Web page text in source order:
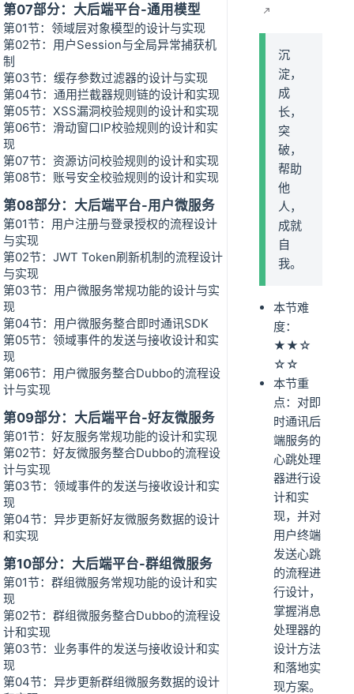
第07部分：大后端平台-通用模型
第01节：领域层对象模型的设计与实现
第02节：用户Session与全局异常捕获机
制
第03节：缓存参数过滤器的设计与实现
第04节：通用拦截器规则链的设计和实现
第05节：XSS漏洞校验规则的设计和实现
第06节：滑动窗口IP校验规则的设计和实
现
第07节：资源访问校验规则的设计和实现
第08节：账号安全校验规则的设计和实现
第08部分：大后端平台-用户微服务
第01节：用户注册与登录授权的流程设计
与实现
第02节：JWT Token刷新机制的流程设计
与实现
第03节：用户微服务常规功能的设计与实
现
第04节：用户微服务整合即时通讯SDK
第05节：领域事件的发送与接收设计和实
现
第06节：用户微服务整合Dubbo的流程设
计与实现
第09部分：大后端平台-好友微服务
第01节：好友服务常规功能的设计和实现
第02节：好友微服务整合Dubbo的流程设
计与实现
第03节：领域事件的发送与接收设计和实
现
第04节：异步更新好友微服务数据的设计
和实现
第10部分：大后端平台-群组微服务
第01节：群组微服务常规功能的设计和实
现
第02节：群组微服务整合Dubbo的流程设
计和实现
第03节：业务事件的发送与接收设计和实
现
第04节：异步更新群组微服务数据的设计
沉
淀，
成
长，
突
破，
帮助
他
人，
成就
自
我。
本节难
度：
★★☆
☆☆
本节重
点：对即
时通讯后
端服务的
心跳处理
器进行设
计和实
现，并对
用户终端
发送心跳
的流程进
行设计，
掌握消息
处理器的
设计方法
和落地实
现方案。